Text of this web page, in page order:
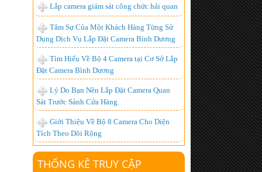
Lắp đặt camera quan sát tại Bàu Bàng,
Bình Dương
Lắp đặt camera quan sát tại Bến Cát,
Bình Dương
Lắp đặt camera quan sát tại Phú Giáo,
Bình Dương
Lắp đặt camera quan sát tại Dầu Tiếng,
Bình Dương
Lắp đặt camera quan sát tại Thủ Dầu
Một, Bình Dương
Lắp camera giám sát công chức hải quan
Tâm Sự Của Một Khách Hàng Từng Sử
Dụng Dịch Vụ Lắp Đặt Camera Bình Dương
Tìm Hiểu Về Bộ 4 Camera tại Cơ Sở Lắp
Đặt Camera Bình Dương
Lý Do Bạn Nên Lắp Đặt Camera Quan
Sát Trước Sảnh Cửa Hàng.
Giới Thiệu Về Bộ 8 Camera Cho Diện
Tích Theo Dõi Rộng
THỐNG KÊ TRUY CẬP